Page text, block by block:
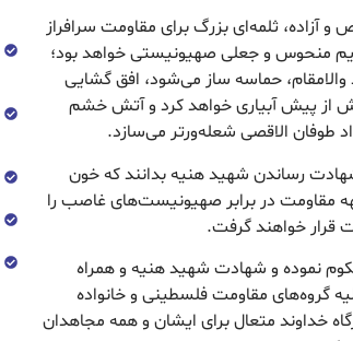
ثلمه‌ای بزرگ برای مقاومت سرافراز
منحوس و جعلی صهیونیستی خواهد بود؛
حماسه ساز می‌شود، افق گشایی
از پیش آبیاری خواهد کرد و آتش خشم
طوفان الاقصی شعله‌ورتر می‌سازد.
رساندن شهید هنیه بدانند که خون
در برابر صهیونیست‌های غاصب را
قرار خواهند گرفت.
نموده و شهادت شهید هنیه و همراه
گروه‌های مقاومت فلسطینی و خانواده
خداوند متعال برای ایشان و همه مجاهدان